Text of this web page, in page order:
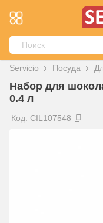
Servicio Посуда
Набор для
0.4 л
Код: CIL107548